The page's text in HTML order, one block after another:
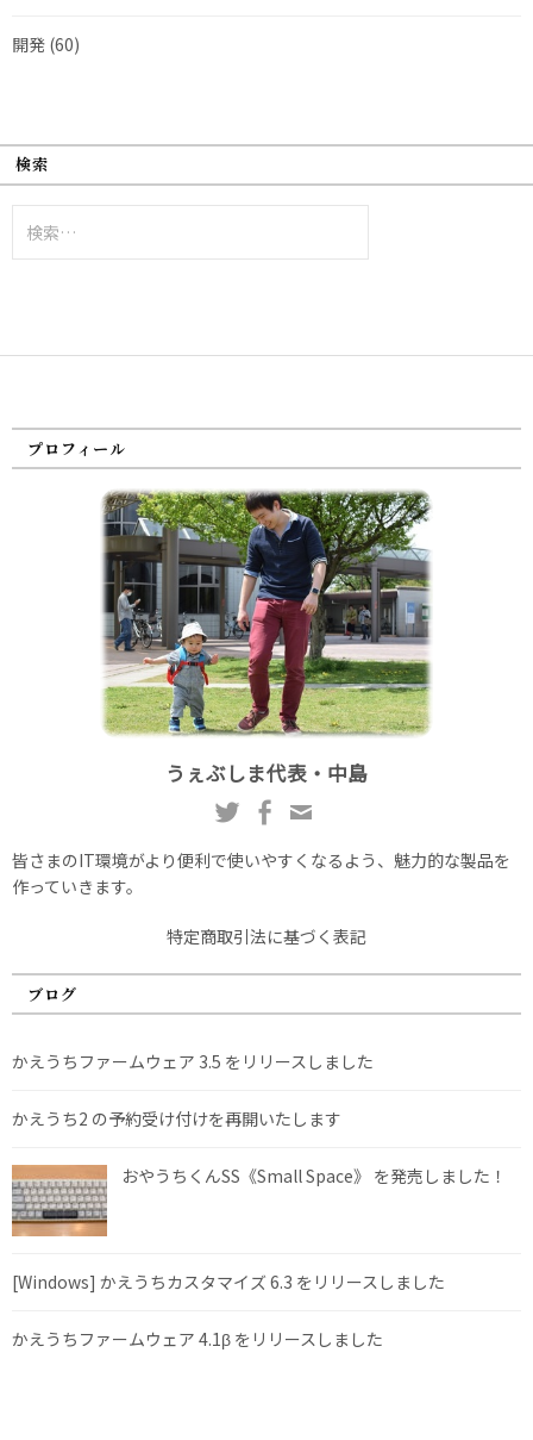
開発 (60)
検索
索:
プロフィール
うぇぶしま代表・中島
皆さまのIT環境がより便利で使いやすくなるよう、魅力的な製品を
作っていきます。
特定商取引法に基づく表記
ブログ
かえうちファームウェア 3.5 をリリースしました
かえうち2 の予約受け付けを再開いたします
おやうちくんSS《Small Space》 を発売しました！
[Windows] かえうちカスタマイズ 6.3 をリリースしました
かえうちファームウェア 4.1β をリリースしました